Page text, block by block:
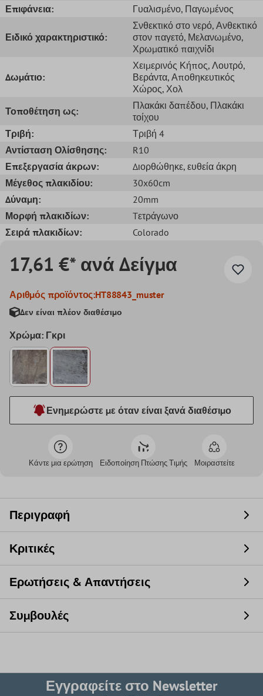
Επιφάνεια:
Γυαλισμένο, Παγωμένος
Ειδικό χαρακτηριστικό:
Σνθεκτικό στο νερό, Ανθεκτικό
στον παγετό, Μελανωμένο,
Χρωματικό παιχνίδι
Δωμάτιο:
Χειμερινός Κήπος, Λουτρό,
Βεράντα, Αποθηκευτικός
Χώρος, Χολ
Τοποθέτηση ως:
Πλακάκι δαπέδου, Πλακάκι
τοίχου
Τριβή:
Τριβή 4
Αντίσταση Ολίσθησης:
R10
Επεξεργασία άκρων:
Διορθώθηκε, ευθεία άκρη
Μέγεθος πλακιδίου:
30x60cm
Δύναμη:
20mm
Μορφή πλακιδίων:
Tετράγωνο
Σειρά πλακιδίων:
Colorado
17,61 €* ανά Δείγμα
Αριθμός προϊόντος:HT88843_muster
Δεν είναι πλέον διαθέσιμο
Χρώμα: Γκρι
Ενημερώστε με όταν είναι ξανά διαθέσιμο
Κάντε μια ερώτηση Ειδοποίηση Πτώσης Τιμής Μοιραστείτε
Περιγραφή
Κριτικές
Ερωτήσεις & Απαντήσεις
Συμβουλές
Εγγραφείτε στο Newsletter